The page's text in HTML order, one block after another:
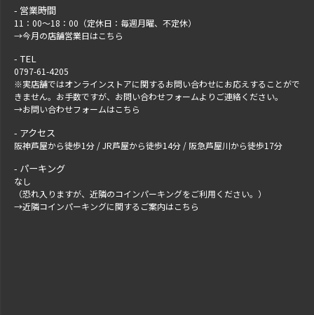
営業時間
11：00～18：00（定休日：毎週月曜、不定休）
→今月の店舗営業日はこちら
TEL
0797-61-4205
※実店舗ではオンラインストアに関するお問い合わせにお応えすることがで
きません。お手数ですが、 お問い合わせフォームよりご連絡ください。
→お問い合わせフォームはこちら
アクセス
阪神芦屋から徒歩1分 / JR芦屋から徒歩14分 / 阪急芦屋川から徒歩17分
パーキング
なし
（恐れ入りますが、近隣のコインパーキングをご利用ください。）
→近隣コインパーキングに関するご案内はこちら